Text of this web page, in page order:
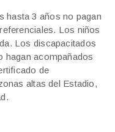
hasta 3 años no pagan
Los niños
Los discapacitados
hagan acompañados
de
altas del Estadio,